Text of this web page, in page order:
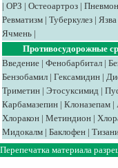
| ОРЗ | Остеоартроз |
Ревматизм | Туберкулез |
Ячмень |
Противосудорожные
Введение | Фенобарбитал |
Бензобамил | Гексамидин |
Триметин | Этосуксимид |
Карбамазепин | Клоназепам |
Хлоракон | Метиндион |
Мидокалм | Баклофен |
Перепечатка материала